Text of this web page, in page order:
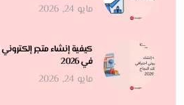
مايو 24, 2026
كيفية إنشاء متجر
في 2026
مايو 24, 2026